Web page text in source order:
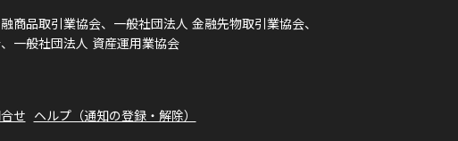
商品取引業協会、一般社団法人 金融先物取引業協会、
一般社団法人 資産運用業協会
せ ヘルプ（通知の登録・解除）